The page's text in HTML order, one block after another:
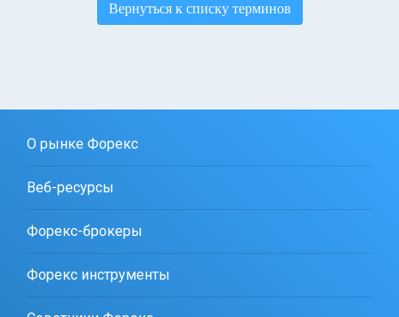
Вернуться к списку терминов
О рынке Форекс
Веб-ресурсы
Форекс-брокеры
Форекс инструменты